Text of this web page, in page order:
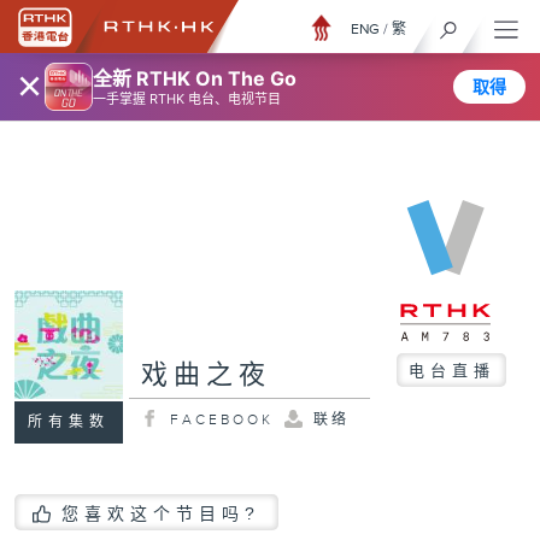
× 全新 RTHK On The Go
一手掌握 RTHK 电台、电视节目
取得
ENG / 繁
所有集数
戏曲之夜 电台直播
FACEBOOK 联络
您喜欢这个节目吗?